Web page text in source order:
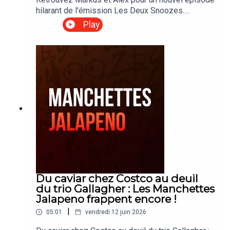
été et bonne écoute !
hilarant de l'émission Les Deux Snoozes.
Aujourd'hui, on discute de la fin de saison qui
approche à grands pas, de calendriers cochés
impatiemment et de la retraite mouvementée de
Play
Du caviar chez Costco au deuil
du trio Gallagher : Les Manchettes
Jalapeno frappent encore !
05:01 vendredi 12 juin 2026